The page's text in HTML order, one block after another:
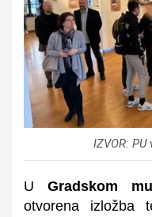
IZVOR:
UGradskom
otvorena izložba